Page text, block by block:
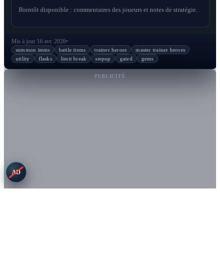
Bientôt disponible : commentaires des joueurs et notes de stratégie.
Mis à jour 16 avr. 2026•
summon items battle items trainer heroes
master trainer heroes
utility
flasks limit break stepup gated gems
PUBLICITÉ
AD